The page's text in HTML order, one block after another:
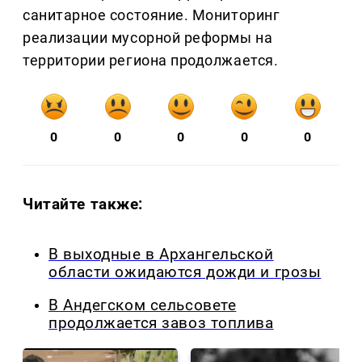
санитарное состояние. Мониторинг
реализации мусорной реформы на
территории региона продолжается.
0 0 0 0 0
Читайте также:
В выходные в Архангельской
области ожидаются дожди и грозы
В Андегском сельсовете
продолжается завоз топлива